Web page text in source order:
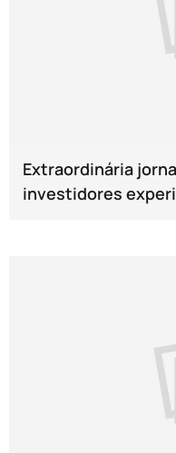
Extraordinária
investidores